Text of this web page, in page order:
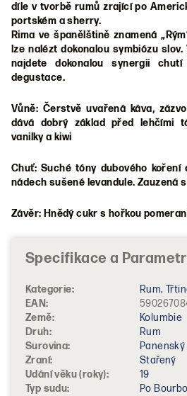
díle v tvorbě rumů zrající po
portském a sherry.
Rima ve španělštině znamená
lze nalézt dokonalou symbiózu
najdete dokonalou synergii
degustace.
Vůně: Čerstvě uvařená káva,
dává dobrý základ před lehčími
vanilky a kiwi
Chuť: Suché tóny dubového
nádech sušené levandule. Zauzená
Závěr: Hnědý cukr s hořkou
Kategorie:
Rum,
EAN:
Země:
Kolumbie
Druh:
Rum
Surovina:
Zraní:
Stařený
Udání věku (roky):
19
Typ sudu:
Po